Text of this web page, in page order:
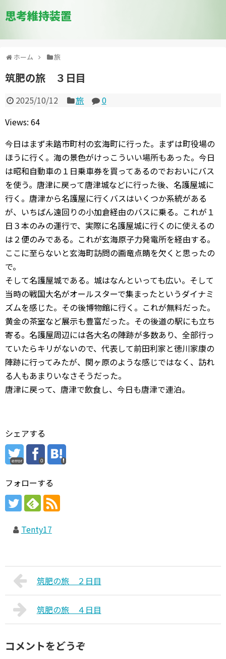
思考維持装置
ホーム 旅
筑肥の旅 ３日目
2025/10/12 旅
0
Views: 64
今日はまず未踏市町村の玄海町に行った。まずは町役場の
ほうに行く。海の景色がけっこういい場所もあった。今日
は昭和自動車の１日乗車券を買ってあるのでおおいにバス
を使う。唐津に戻って唐津城などに行った後、名護屋城に
行く。唐津から名護屋に行くバスはいくつか系統がある
が、いちばん遠回りの小加倉経由のバスに乗る。これが１
日３本のみの運行で、実際に名護屋城に行くのに使えるの
は２便のみである。これが玄海原子力発電所を経由する。
ここに至らないと玄海町訪問の画竜点睛を欠くと思ったの
で。
そして名護屋城である。城はなんといっても広い。そして
当時の戦国大名がオールスターで集まったというダイナミ
ズムを感じた。その後博物館に行く。これが無料だった。
黄金の茶室など展示も豊富だった。その後道の駅にも立ち
寄る。名護屋周辺には各大名の陣跡が多数あり、全部行っ
ていたらキリがないので、代表して前田利家と徳川家康の
陣跡に行ってみたが、関ヶ原のような感じではなく、訪れ
る人もあまりいなさそうだった。
唐津に戻って、唐津で飲食し、今日も唐津で連泊。
シェアする
error 0
フォローする
Tenty17
筑肥の旅 ２日目
筑肥の旅 ４日目
コメントをどうぞ